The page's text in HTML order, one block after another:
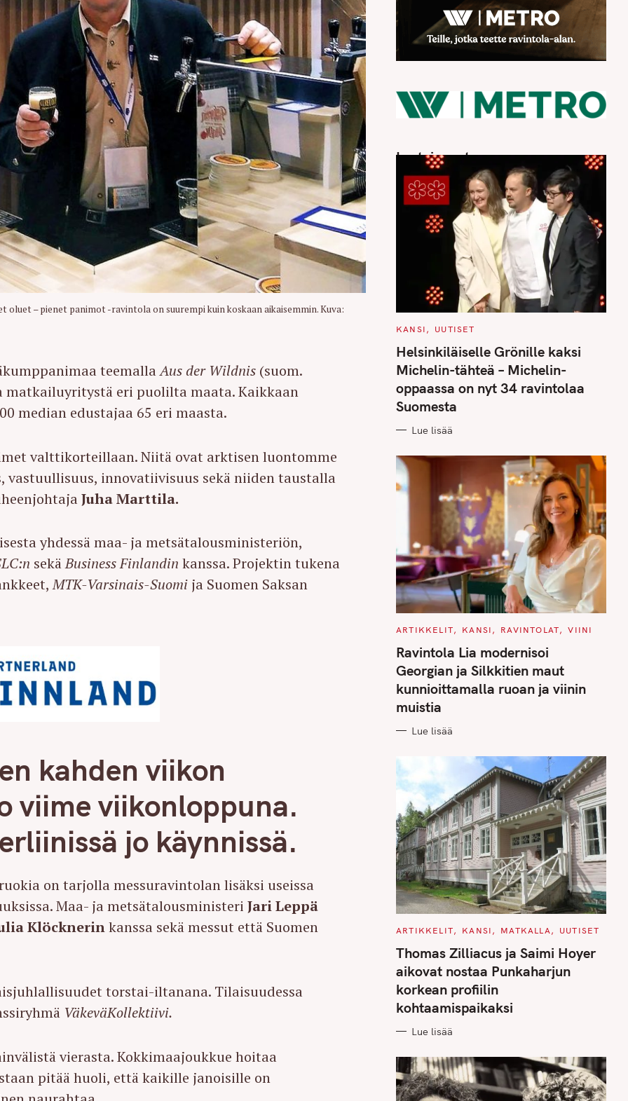
oluet – pienet panimot -ravintola on suurempi kuin koskaan aikaisemmin. Kuva:
teemallaAus der Wildnis (suom.
matkailuyritystä eri puolilta maata. Kaikkaan
median edustajaa 65 eri maasta.
valttikorteillaan. Niitä ovat arktisen luontomme
innovatiivisuus sekä niiden taustalla
Juha Marttila.
yhdessä maa- ja metsätalousministeriön,
sekäBusiness Finlandin kanssa. Projektin tukena
MTK-Varsinais-Suomi ja Suomen Saksan
kahden viikon
viime viikonloppuna.
jo käynnissä.
on tarjolla messuravintolan lisäksi useissa
Maa- ja metsätalousministeriJari Leppä
Klöcknerinkanssa sekä messut että Suomen
torstai-iltanana. Tilaisuudessa
VäkeväKollektiivi.
vierasta. Kokkimaajoukkue hoitaa
pitää huoli, että kaikille janoisille on
Luetuimmat
C
T
E
G
O
I
E
S
KANSI UUTISET
Helsinkiläiselle Grönille kaksi
Michelin-tähteä – Michelin-
oppaassa on nyt 34 ravintolaa
Suomesta
Lue lisää
C
T
E
G
O
R
I
S
ARTIKKELIT KANSI RAVINTOLAT VIINI
Ravintola Lia modernisoi
Georgian ja Silkkitien maut
kunnioittamalla ruoan ja viinin
muistia
Lue lisää
C
T
E
O
R
I
E
S
ARTIKKELIT KANSI MATKALLA UUTISET
Thomas Zilliacus ja Saimi Hoyer
aikovat nostaa Punkaharjun
korkean profiilin
kohtaamispaikaksi
Lue lisää
Press Esc to cancel.